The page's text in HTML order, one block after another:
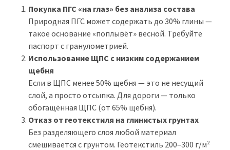
Покупка ПГС «на глаз» без анализа состава
Природная ПГС может содержать до 30% глины —
такое основание «поплывёт» весной. Требуйте
паспорт с гранулометрией.
Использование ЩПС с низким содержанием
щебня
Если в ЩПС менее 50% щебня — это не несущий
слой, а просто отсыпка. Для дороги — только
обогащённая ЩПС (от 65% щебня).
Отказ от геотекстиля на глинистых грунтах
Без разделяющего слоя любой материал
смешивается с грунтом. Геотекстиль 200–300 г/м²